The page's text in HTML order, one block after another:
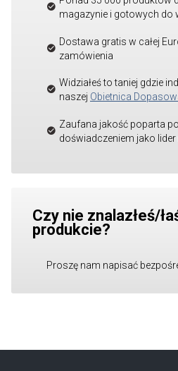
magazynie i gotowych do
Dostawa gratis w całej
zamówienia
Widziałeś to taniej gdzie
naszej Obietnica
Zaufana jakość poparta
doświadczeniem jako lider
Czy nie znalazłeś/
produkcie?
Proszę nam napisać